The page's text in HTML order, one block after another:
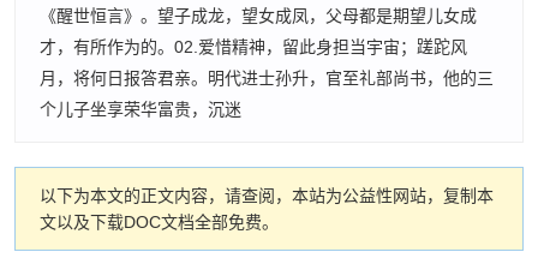
《醒世恒言》。望子成龙，望女成凤，父母都是期望儿女成
才，有所作为的。02.爱惜精神，留此身担当宇宙；蹉跎风
月，将何日报答君亲。明代进士孙升，官至礼部尚书，他的三
个儿子坐享荣华富贵，沉迷
以下为本文的正文内容，请查阅，本站为公益性网站，复制本
文以及下载DOC文档全部免费。